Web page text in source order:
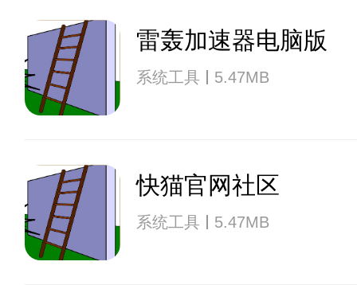
雷轰加速器电脑版
系统工具 5.47MB
快猫官网社区
系统工具 5.47MB